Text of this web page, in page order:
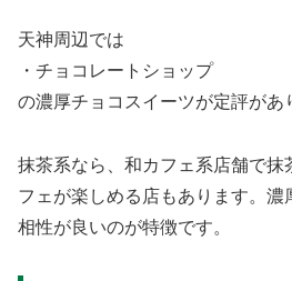
天神周辺では
・チョコレートショップ
の濃厚チョコスイーツが定評があ
抹茶系なら、和カフェ系店舗で抹
フェが楽しめる店もあります。濃
相性が良いのが特徴です。